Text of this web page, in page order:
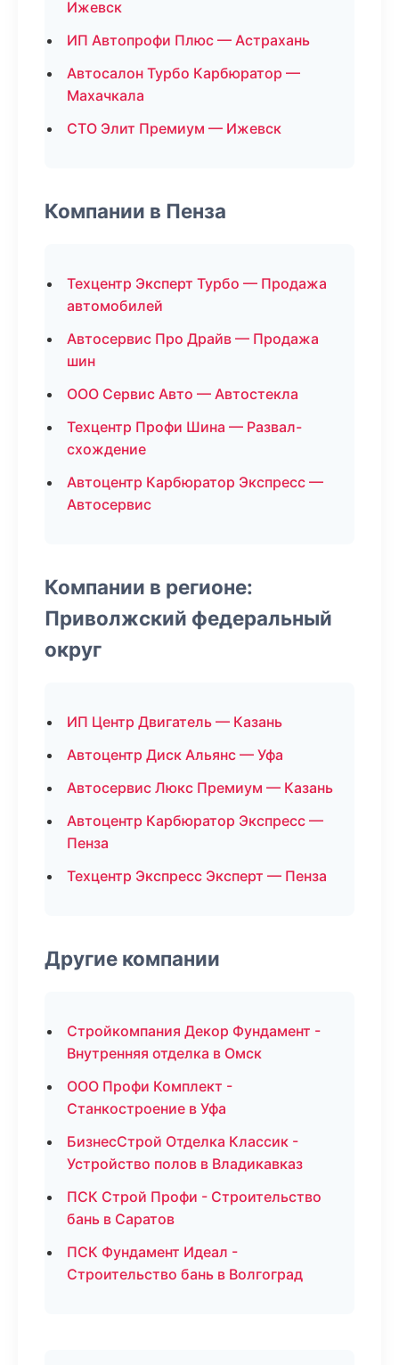
Ижевск
ИП Автопрофи Плюс — Астрахань
Автосалон Турбо Карбюратор —
Махачкала
СТО Элит Премиум — Ижевск
Компании в Пенза
Техцентр Эксперт Турбо — Продажа
автомобилей
Автосервис Про Драйв — Продажа
шин
ООО Сервис Авто — Автостекла
Техцентр Профи Шина — Развал-
схождение
Автоцентр Карбюратор Экспресс —
Автосервис
Компании в регионе:
Приволжский федеральный
округ
ИП Центр Двигатель — Казань
Автоцентр Диск Альянс — Уфа
Автосервис Люкс Премиум — Казань
Автоцентр Карбюратор Экспресс —
Пенза
Техцентр Экспресс Эксперт — Пенза
Другие компании
Стройкомпания Декор Фундамент -
Внутренняя отделка в Омск
ООО Профи Комплект -
Станкостроение в Уфа
БизнесСтрой Отделка Классик -
Устройство полов в Владикавказ
ПСК Строй Профи - Строительство
бань в Саратов
ПСК Фундамент Идеал -
Строительство бань в Волгоград